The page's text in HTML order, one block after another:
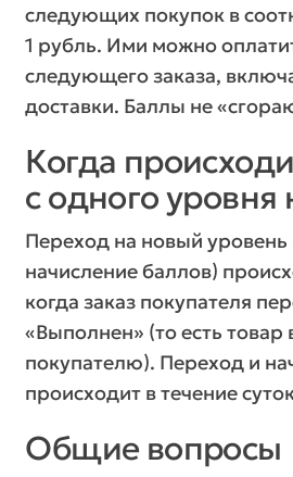
следующих покупок в
1 рубль. Ими можно
следующего заказа,
доставки. Баллы не
Когда
с одного уровня
Переход на новый уровень
начисление баллов)
когда заказ покупателя
«Выполнен» (то есть
покупателю). Переход и
происходит в течение
Общие вопросы